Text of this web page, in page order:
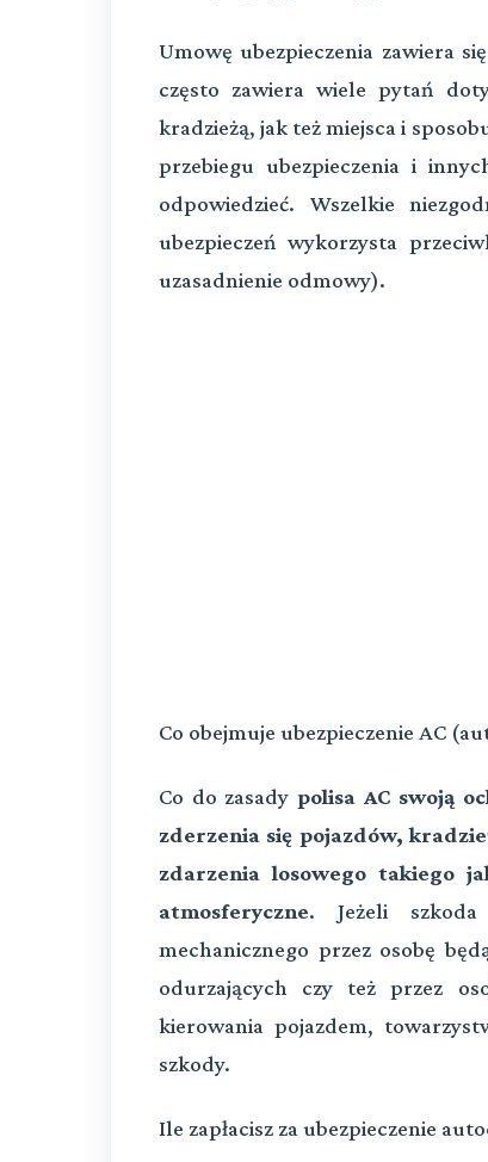
Umowę ubezpieczenia zawiera
często zawiera wiele pytań
kradzieżą, jak też miejsca i
przebiegu ubezpieczenia i
odpowiedzieć. Wszelkie
ubezpieczeń wykorzysta
uzasadnienie odmowy).
Co obejmuje ubezpieczenie AC
Co do zasady polisa AC swoją
zderzenia się pojazdów,
zdarzenia losowego takiego
atmosferyczne. Jeżeli szkoda
mechanicznego przez osobę
odurzających czy też przez
kierowania pojazdem,
szkody.
Ile zapłacisz za ubezpieczenie